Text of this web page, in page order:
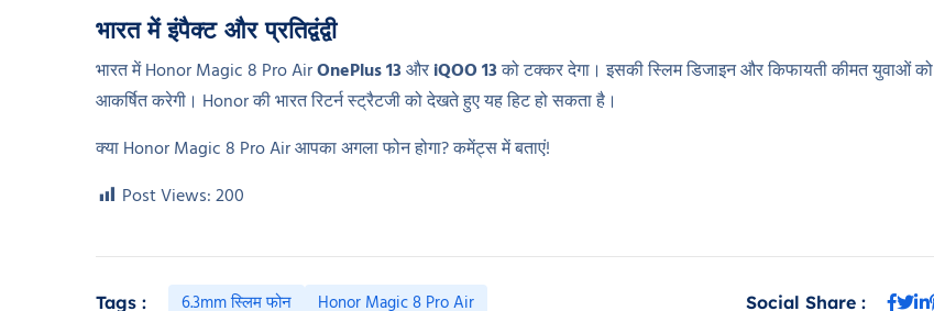
भारत में इंपैक्ट और प्रतिद्वंद्वी
भारत में Honor Magic 8 Pro AirOnePlus 13औरiQOO 13को टक्कर देगा। इसकी स्लिम डिजाइन और किफायती कीमत युवाओं को
आकर्षित करेगी। Honor की भारत रिटर्न स्ट्रैटजी को देखते हुए यह हिट हो सकता है।
क्या Honor Magic 8 Pro Air आपका अगला फोन होगा? कमेंट्स में बताएं!
Post Views:200
Tags : 6.3mm स्लिम फोन Honor Magic 8 Pro Air Social Share :